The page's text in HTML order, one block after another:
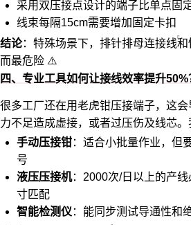
采用双压接点设计的端子比单点固
线束每隔15cm需要增加固定卡扣
结论：特殊场景下， 排针排母连接线和
而最危险 ⚠️
四、专业工具如何让接线效率提升50%
很多工厂还在用老虎钳压接端子，这
力不足造成虚接，或者过压伤及线芯。
手动压接钳：适合小批量作业，但
号
液压压接机：2000次/日以上的产
寸匹配
智能检测仪：能同步测试导通性和